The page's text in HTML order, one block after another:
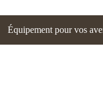
Équipement pour vos